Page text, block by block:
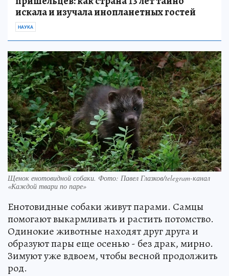
искала и изучала инопланетных гостей
НАУКА
Щенок енотовидной собаки. Фото: Павел Глазков/telegram-канал
«Каждой твари по паре»
Енотовидные собаки живут парами. Самцы
помогают выкармливать и растить потомство.
Одинокие животные находят друг друга и
образуют пары еще осенью - без драк, мирно.
Зимуют уже вдвоем, чтобы весной продолжить
род.